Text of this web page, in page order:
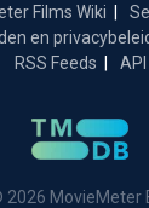
Films Wiki
en
RSS Feeds
API
2026 MovieMeter